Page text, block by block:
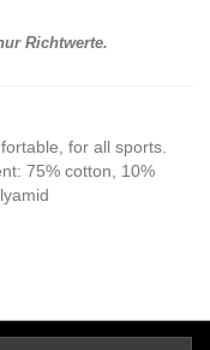
Richtwerte.
for all sports.
75% cotton, 10%